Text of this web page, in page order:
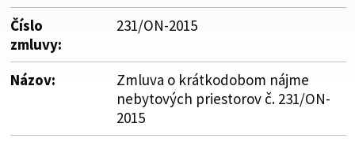
Číslo
zmluvy:
231/ON-2015
Názov:
Zmluva o krátkodobom nájme
nebytových priestorov č. 231/ON-
2015